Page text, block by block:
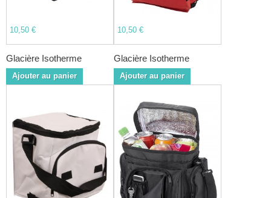
10,50 €
Glacière Isotherme
Ajouter au panier
10,50 €
Glacière Isotherme
Ajouter au panier